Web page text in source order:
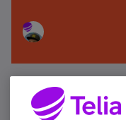
Älä jää paitsi –